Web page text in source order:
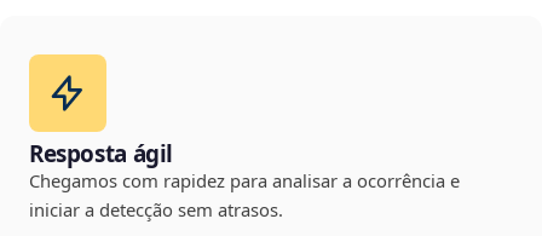
Resposta ágil
Chegamos com rapidez para analisar a ocorrência e
iniciar a detecção sem atrasos.